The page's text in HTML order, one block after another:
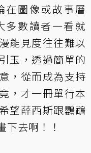
在圖像或故事層
多數讀者一看就
能見度往往難以
玉，透過簡單的
，從而成為支持
，才一冊單行本
望薛西斯跟鸚鵡
去啊！！